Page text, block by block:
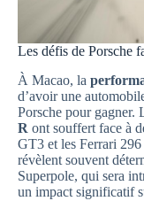
Les défis de Porsche
À Macao, la
d’avoir une
Porsche pour gagner.
R ont souffert face à
GT3 et les Ferrari
révèlent souvent
Superpole, qui sera
un impact significatif